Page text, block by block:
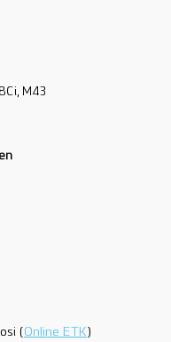
M43
( Online ETK )